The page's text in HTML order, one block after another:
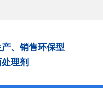
、销售环保型
理剂